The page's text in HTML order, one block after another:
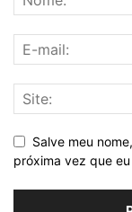
Salve meu
próxima vez que